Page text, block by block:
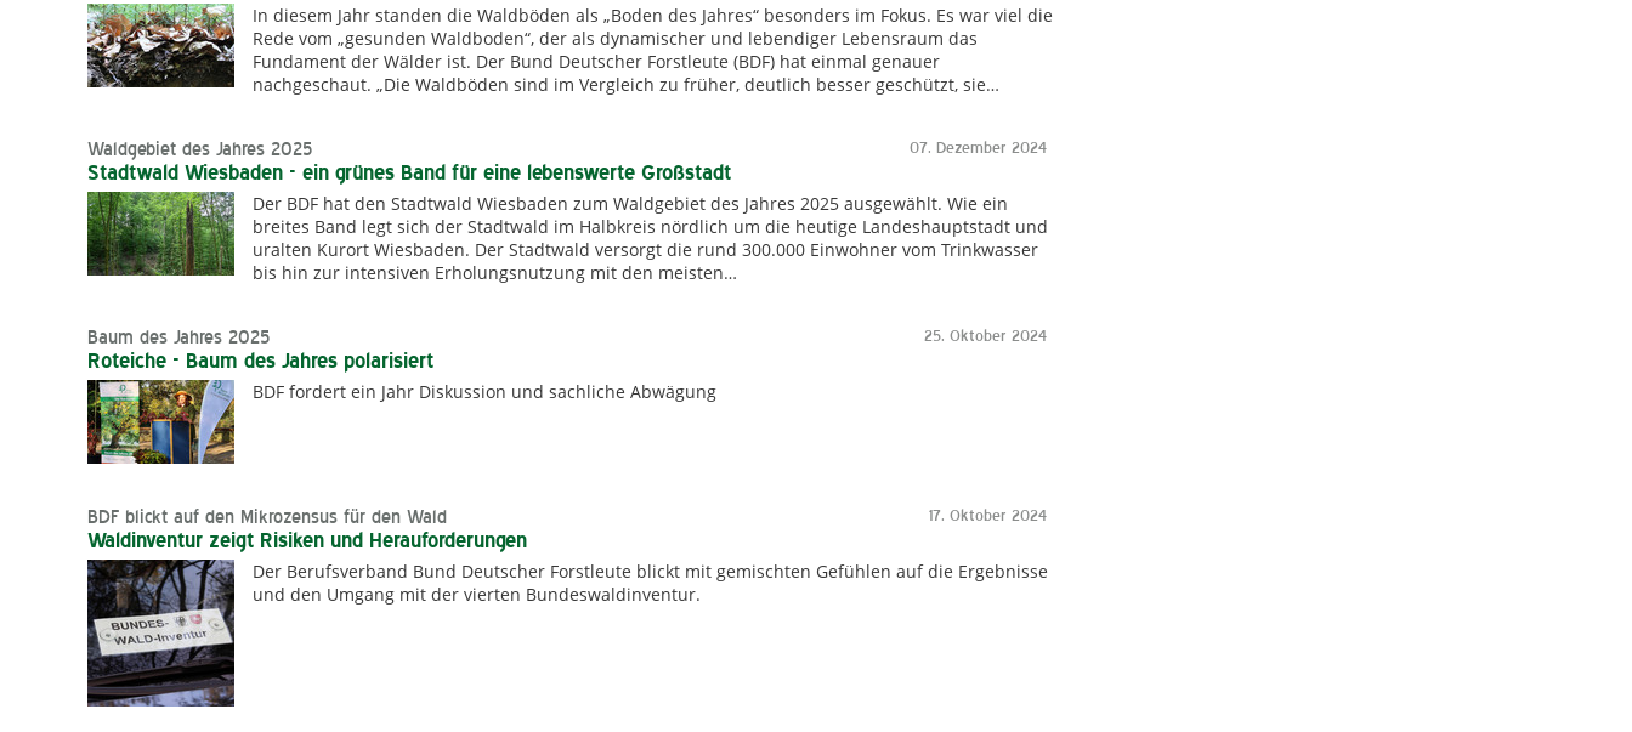
In diesem Jahr standen die Waldböden als „Boden des Jahres“ besonders im Fokus. Es war viel die
Rede vom „gesunden Waldboden“, der als dynamischer und lebendiger Lebensraum das
Fundament der Wälder ist. Der Bund Deutscher Forstleute (BDF) hat einmal genauer
nachgeschaut. „Die Waldböden sind im Vergleich zu früher, deutlich besser geschützt, sie…
07. Dezember 2024
Waldgebiet des Jahres 2025
Stadtwald Wiesbaden - ein grünes Band für eine lebenswerte Großstadt
Der BDF hat den Stadtwald Wiesbaden zum Waldgebiet des Jahres 2025 ausgewählt. Wie ein
breites Band legt sich der Stadtwald im Halbkreis nördlich um die heutige Landeshauptstadt und
uralten Kurort Wiesbaden. Der Stadtwald versorgt die rund 300.000 Einwohner vom Trinkwasser
bis hin zur intensiven Erholungsnutzung mit den meisten…
25. Oktober 2024
Baum des Jahres 2025
Roteiche - Baum des Jahres polarisiert
BDF fordert ein Jahr Diskussion und sachliche Abwägung
17. Oktober 2024
BDF blickt auf den Mikrozensus für den Wald
Waldinventur zeigt Risiken und Herauforderungen
Der Berufsverband Bund Deutscher Forstleute blickt mit gemischten Gefühlen auf die Ergebnisse
und den Umgang mit der vierten Bundeswaldinventur.